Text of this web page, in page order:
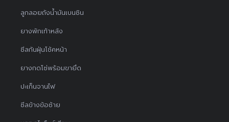
ลูกลอยถังน้ำมันเบนซิน
ยางพักเท้าหลัง
ซีลกันฝุ่นโช้คหน้า
ยางกดโซ่พร้อมขายึด
ปะเก็นจานไฟ
ซีลข้างข้อซ้าย